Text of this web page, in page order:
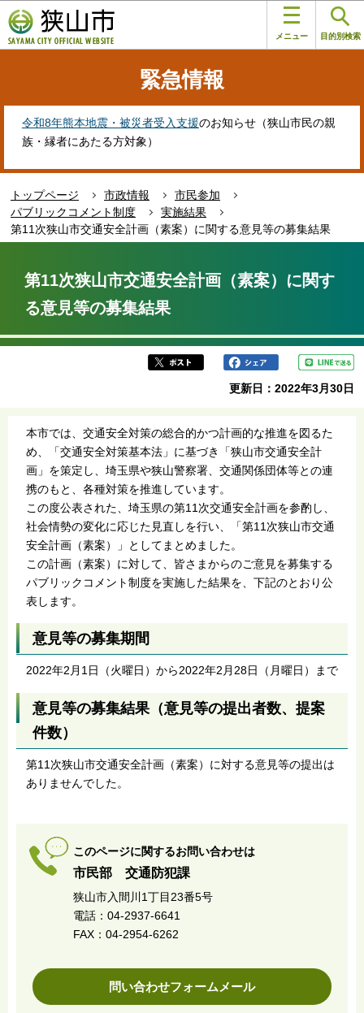
の
ペ
す
メニュー 目的別検索
緊急情報
令和8年熊本地震・被災者受入支援のお知らせ（狭山市民の親
族・縁者にあたる方対象）
トップページ 市政情報
市民参加
パブリックコメント制度
実施結果
第11次狭山市交通安全計画（素案）に関する意見等の募集結果
ら
第11次狭山市交通安全計画（素案）に関す
る意見等の募集結果
更新日：2022年3月30日
本市では、交通安全対策の総合的かつ計画的な推進を図るた
め、「交通安全対策基本法」に基づき「狭山市交通安全計
画」を策定し、埼玉県や狭山警察署、交通関係団体等との連
携のもと、各種対策を推進しています。
この度公表された、埼玉県の第11次交通安全計画を参酌し、
社会情勢の変化に応じた見直しを行い、「第11次狭山市交通
安全計画（素案）」としてまとめました。
この計画（素案）に対して、皆さまからのご意見を募集する
パブリックコメント制度を実施した結果を、下記のとおり公
表します。
意見等の募集期間
2022年2月1日（火曜日）から2022年2月28日（月曜日）まで
意見等の募集結果（意見等の提出者数、提案
件数）
第11次狭山市交通安全計画（素案）に対する意見等の提出は
ありませんでした。
このページに関するお問い合わせは
市民部 交通防犯課
狭山市入間川1丁目23番5号
電話：04-2937-6641
FAX：04-2954-6262
問い合わせフォームメール